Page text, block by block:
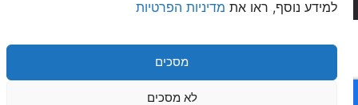
למידע נוסף, ראו אתמדיניות הפרטיות
מסכים
לא מסכים